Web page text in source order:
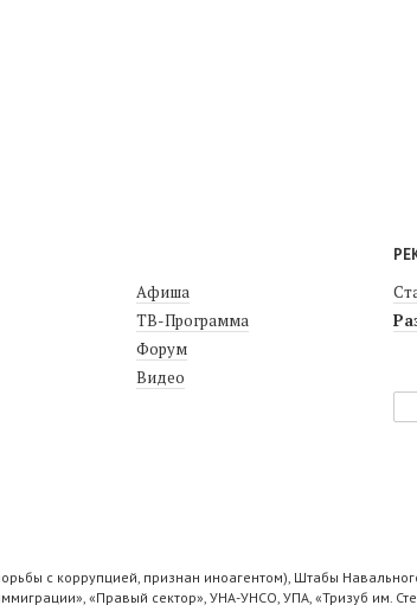
Афиша
ТВ-Программа
Форум
Видео
с коррупцией, признан иноагентом), Штабы
«Правый сектор», УНА-УНСО, УПА, «Тризуб им.